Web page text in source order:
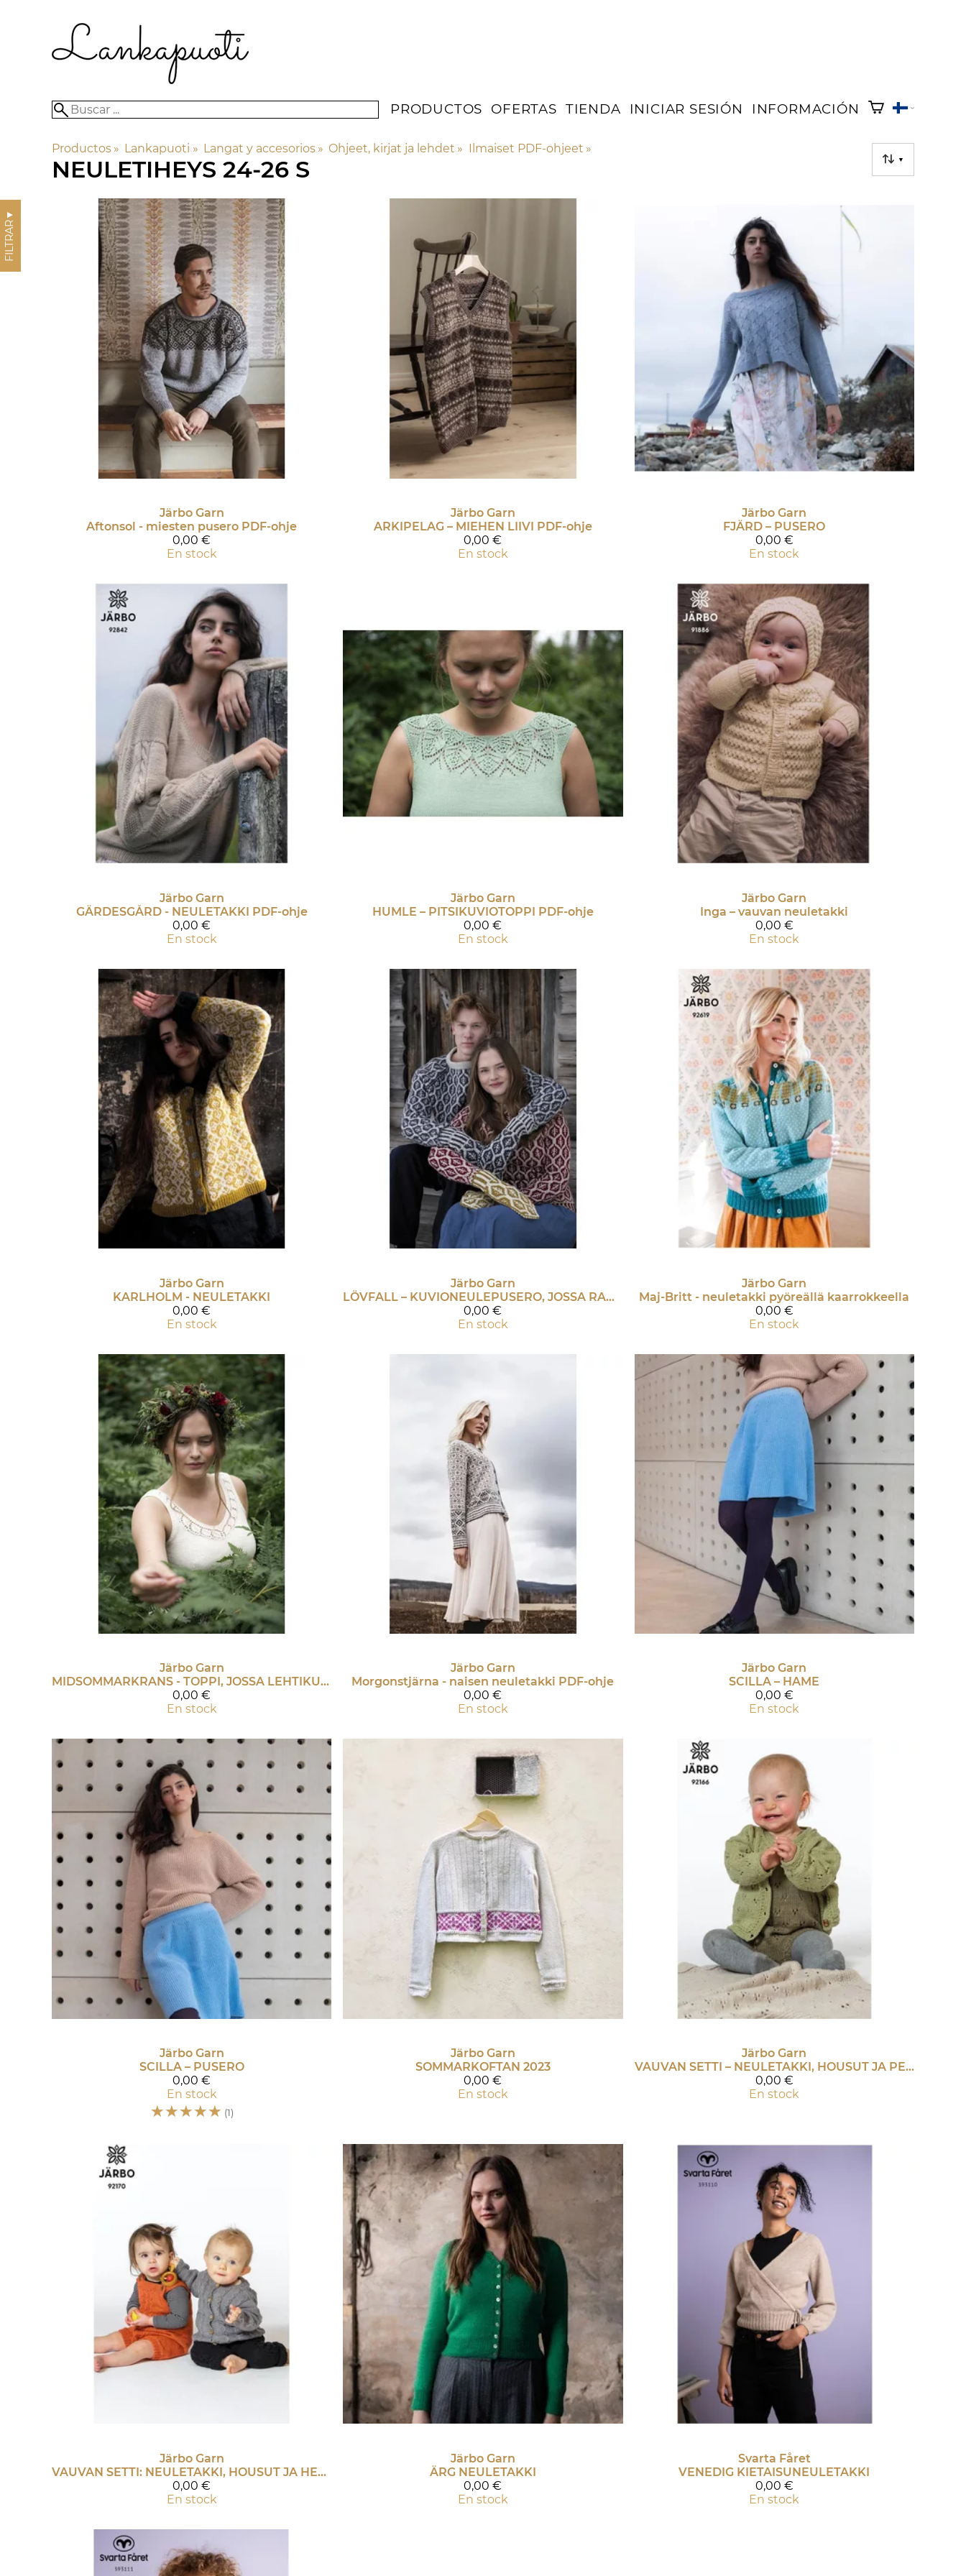
PRODUCTOS OFERTAS TIENDA INICIAR SESIÓN INFORMACIÓN
Productos ‪» Lankapuoti ‪» Langat y accesorios ‪» Ohjeet, kirjat ja lehdet ‪» Ilmaiset PDF-ohjeet ‪»
▼
NEULETIHEYS 24-26 S
FILTRAR
▼
Järbo Garn
Aftonsol - miesten pusero PDF-ohje
0,00 €
En stock
Järbo Garn
ARKIPELAG – MIEHEN LIIVI PDF-ohje
0,00 €
En stock
Järbo Garn
FJÄRD – PUSERO
0,00 €
En stock
Järbo Garn
GÄRDESGÅRD - NEULETAKKI PDF-ohje
0,00 €
En stock
Järbo Garn
HUMLE – PITSIKUVIOTOPPI PDF-ohje
0,00 €
En stock
Järbo Garn
Inga – vauvan neuletakki
0,00 €
En stock
Järbo Garn
KARLHOLM - NEULETAKKI
0,00 €
En stock
Järbo Garn
LÖVFALL – KUVIONEULEPUSERO, JOSSA RAGLANHIHAT PDF-ohje
0,00 €
En stock
Järbo Garn
Maj-Britt - neuletakki pyöreällä kaarrokkeella
0,00 €
En stock
Järbo Garn
MIDSOMMARKRANS - TOPPI, JOSSA LEHTIKUVIOREUNA PDF-Ohje
0,00 €
En stock
Järbo Garn
Morgonstjärna - naisen neuletakki PDF-ohje
0,00 €
En stock
Järbo Garn
SCILLA – HAME
0,00 €
En stock
Järbo Garn
SCILLA – PUSERO
0,00 €
En stock
☆☆☆☆☆ (1)
Järbo Garn
SOMMARKOFTAN 2023
0,00 €
En stock
Järbo Garn
VAUVAN SETTI – NEULETAKKI, HOUSUT JA PEITTO
0,00 €
En stock
Järbo Garn
VAUVAN SETTI: NEULETAKKI, HOUSUT JA HENKSELIHOUSUT, JOISSA PALMIKKONEULETTA
0,00 €
En stock
Järbo Garn
ÄRG NEULETAKKI
0,00 €
En stock
Svarta Fåret
VENEDIG KIETAISUNEULETAKKI
0,00 €
En stock